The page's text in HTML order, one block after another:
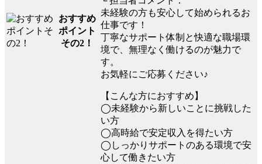
おすすめ
ポイント
その2！
未経験の方も安心して始められるお
仕事です！
丁寧なサポート体制と快適な職場環
境で、無理なく働けるのが魅力で
す。
お気軽にご応募ください♪
【こんな方におすすめ】
◯未経験から新しいことに挑戦した
い方
◯高時給で安定収入を得たい方
◯しっかりサポートのある環境で安
心して働きたい方